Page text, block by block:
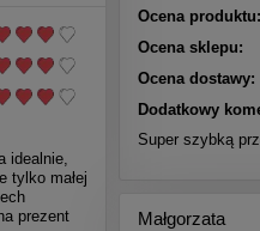
Ocena produktu:
Ocena sklepu:
Ocena dostawy:
Dodatkowy
Super szybką
idealnie,
tylko małej
prezent
Małgorzata